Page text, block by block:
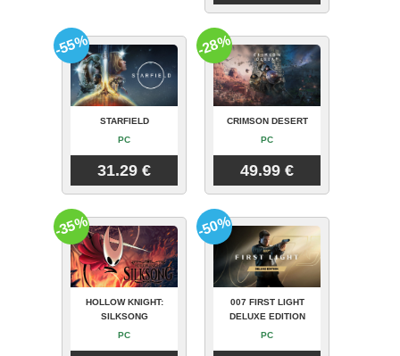
STARFIELD
PC
31.29 €
-55%
CRIMSON DESERT
PC
49.99 €
-28%
HOLLOW KNIGHT:
SILKSONG
PC
-35%
007 FIRST LIGHT
DELUXE EDITION
PC
-50%